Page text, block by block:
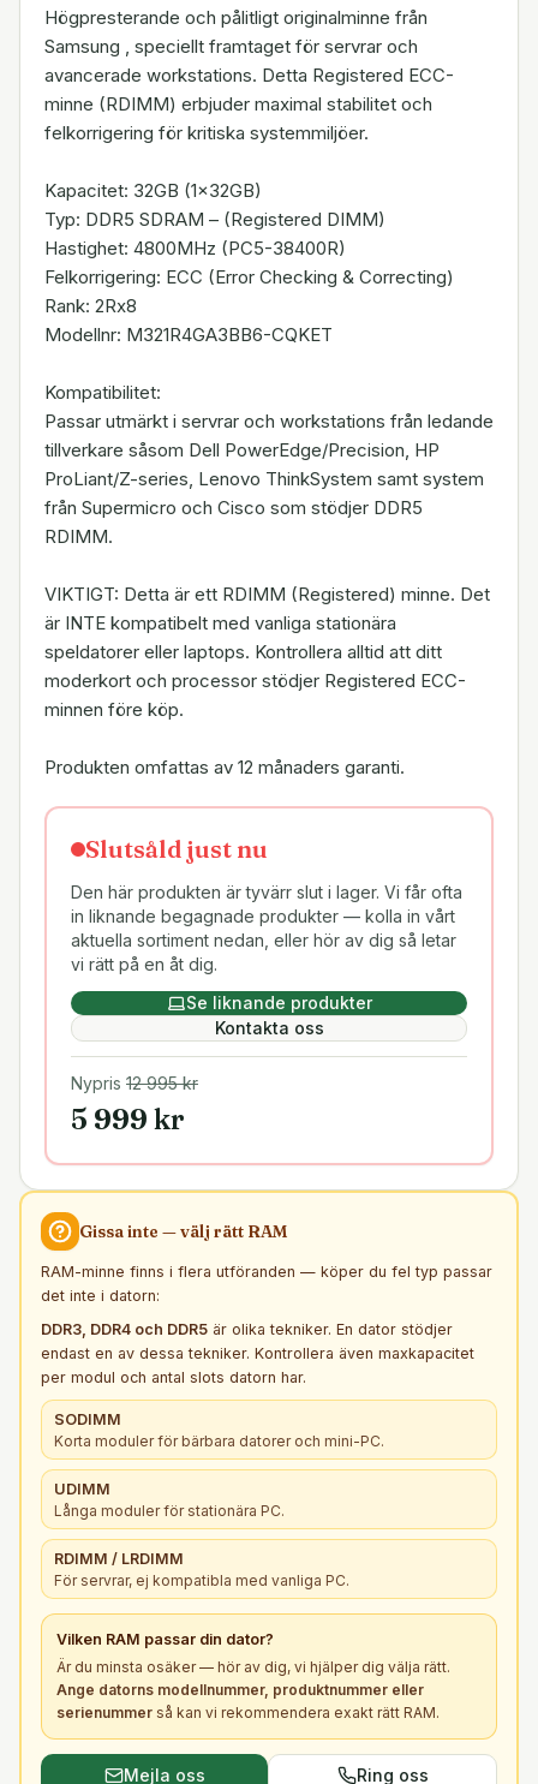
Högpresterande och pålitligt originalminne från
Samsung , speciellt framtaget för servrar och
avancerade workstations. Detta Registered ECC-
minne (RDIMM) erbjuder maximal stabilitet och
felkorrigering för kritiska systemmiljöer.
Kapacitet: 32GB (1x32GB)
Typ: DDR5 SDRAM – (Registered DIMM)
Hastighet: 4800MHz (PC5-38400R)
Felkorrigering: ECC (Error Checking & Correcting)
Rank: 2Rx8
Modellnr: M321R4GA3BB6-CQKET
Kompatibilitet:
Passar utmärkt i servrar och workstations från ledande
tillverkare såsom Dell PowerEdge/Precision, HP
ProLiant/Z-series, Lenovo ThinkSystem samt system
från Supermicro och Cisco som stödjer DDR5
RDIMM.
VIKTIGT: Detta är ett RDIMM (Registered) minne. Det
är INTE kompatibelt med vanliga stationära
speldatorer eller laptops. Kontrollera alltid att ditt
moderkort och processor stödjer Registered ECC-
minnen före köp.
Produkten omfattas av 12 månaders garanti.
Slutsåld just nu
Den här produkten är tyvärr slut i lager. Vi får ofta
in liknande begagnade produkter — kolla in vårt
aktuella sortiment nedan, eller hör av dig så letar
vi rätt på en åt dig.
Se liknande produkter
Kontakta oss
Nypris 12 995kr
5 999 kr
Gissa inte — välj rätt RAM
RAM-minne finns i flera utföranden — köper du fel typ passar
det inte i datorn:
DDR3, DDR4 och DDR5 är olika tekniker. En dator stödjer
endast en av dessa tekniker. Kontrollera även maxkapacitet
per modul och antal slots datorn har.
SODIMM
Korta moduler för bärbara datorer och mini-PC.
UDIMM
Långa moduler för stationära PC.
RDIMM / LRDIMM
För servrar, ej kompatibla med vanliga PC.
Vilken RAM passar din dator?
Är du minsta osäker — hör av dig, vi hjälper dig välja rätt.
Ange datorns modellnummer, produktnummer eller
serienummer så kan vi rekommendera exakt rätt RAM.
Mejla oss Ring oss